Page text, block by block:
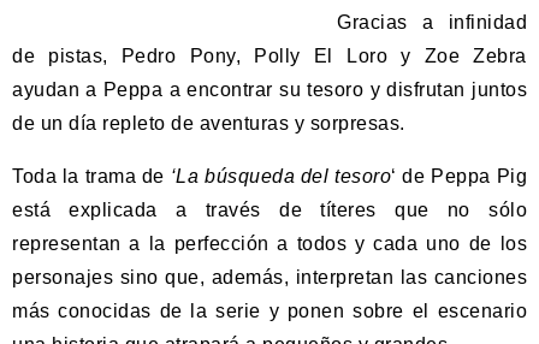
Gracias a infinidad
de pistas, Pedro Pony, Polly El Loro y Zoe Zebra
ayudan a Peppa a encontrar su tesoro y disfrutan juntos
de un día repleto de aventuras y sorpresas.
Toda la trama de ‘La búsqueda del tesoro‘ de Peppa Pig
está explicada a través de títeres que no sólo
representan a la perfección a todos y cada uno de los
personajes sino que, además, interpretan las canciones
más conocidas de la serie y ponen sobre el escenario